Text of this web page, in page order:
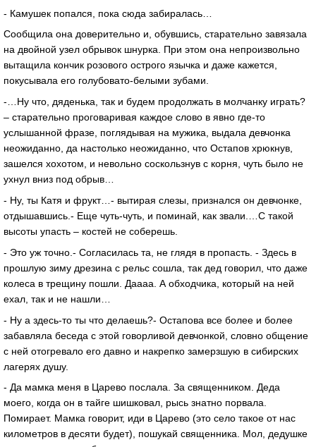
- Камушек попался, пока сюда забиралась…
Сообщила она доверительно и, обувшись, старательно завязала
на двойной узел обрывок шнурка. При этом она непроизвольно
вытащила кончик розового острого язычка и даже кажется,
покусывала его голубовато-белыми зубами.
-…Ну что, дяденька, так и будем продолжать в молчанку играть?
– старательно проговаривая каждое слово в явно где-то
услышанной фразе, поглядывая на мужика, выдала девчонка
неожиданно, да настолько неожиданно, что Остапов хрюкнув,
зашелся хохотом, и невольно соскользнув с корня, чуть было не
ухнул вниз под обрыв…
- Ну, ты Катя и фрукт…- вытирая слезы, признался он девчонке,
отдышавшись.- Еще чуть-чуть, и поминай, как звали.…С такой
высоты упасть – костей не соберешь.
- Это уж точно.- Согласилась та, не глядя в пропасть. - Здесь в
прошлую зиму дрезина с рельс сошла, так дед говорил, что даже
колеса в трещину пошли. Даааа. А обходчика, который на ней
ехал, так и не нашли…
- Ну а здесь-то ты что делаешь?- Остапова все более и более
забавляла беседа с этой говорливой девчонкой, словно общение
с ней отогревало его давно и накрепко замерзшую в сибирских
лагерях душу.
- Да мамка меня в Царево послала. За священником. Деда
моего, когда он в тайге шишковал, рысь знатно порвала.
Помирает. Мамка говорит, иди в Царево (это село такое от нас
километров в десяти будет), пошукай священника. Мол, дедушке